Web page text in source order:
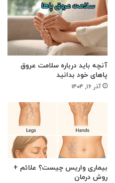
آنچه باید درباره سلامت عروق
پاهای خود بدانید
آذر ۱۶, ۱۴۰۴
بیماری واریس چیست؟ علائم +
روش درمان